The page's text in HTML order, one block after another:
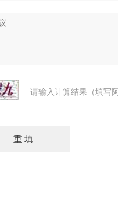
请输入计算结果（填写